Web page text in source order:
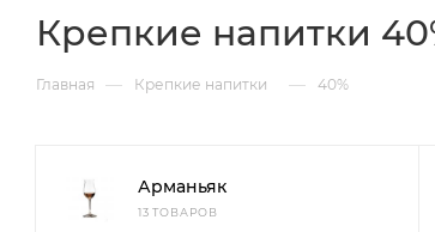
Крепкие напитки
Главная — Крепкие напитки — 40%
Арманьяк
13 ТОВАРОВ